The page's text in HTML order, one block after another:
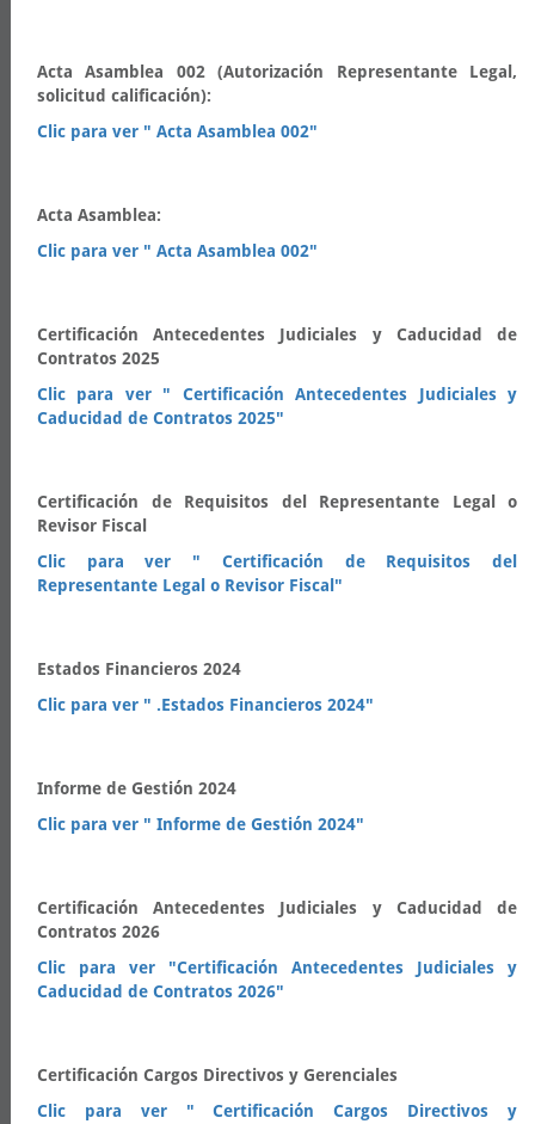
Acta Asamblea 002 (Autorización Representante Legal,
solicitud calificación):
Clic para ver " Acta Asamblea 002"
Acta Asamblea:
Clic para ver " Acta Asamblea 002"
Certificación Antecedentes Judiciales y Caducidad de
Contratos 2025
Clic para ver " Certificación Antecedentes Judiciales y
Caducidad de Contratos 2025"
Certificación de Requisitos del Representante Legal o
Revisor Fiscal
Clic para ver " Certificación de Requisitos del
Representante Legal o Revisor Fiscal"
Estados Financieros 2024
Clic para ver " .Estados Financieros 2024"
Informe de Gestión 2024
Clic para ver " Informe de Gestión 2024"
Certificación Antecedentes Judiciales y Caducidad de
Contratos 2026
Clic para ver "Certificación Antecedentes Judiciales y
Caducidad de Contratos 2026"
Certificación Cargos Directivos y Gerenciales
Clic para ver " Certificación Cargos Directivos y